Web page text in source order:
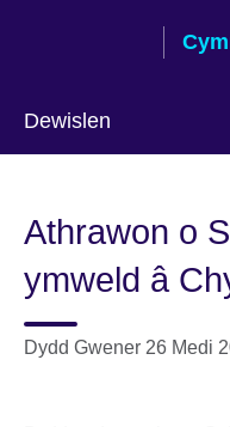
Dewislen
language
Athrawon o
ymweld â
Dydd Gwener 26 Medi